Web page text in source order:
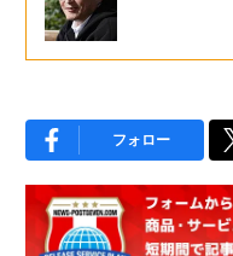
フォロー